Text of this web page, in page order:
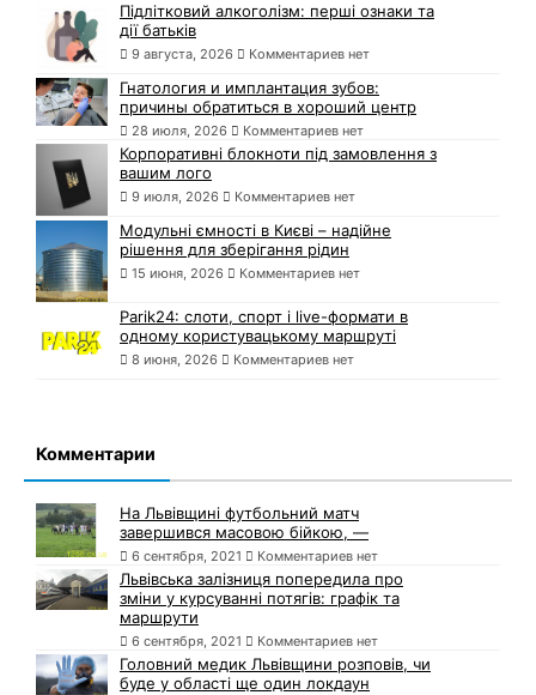
Підлітковий алкоголізм: перші ознаки та
дії батьків
9 августа, 2026 Комментариев нет
Гнатология и имплантация зубов:
причины обратиться в хороший центр
28 июля, 2026 Комментариев нет
Корпоративні блокноти під замовлення з
вашим лого
9 июля, 2026 Комментариев нет
Модульні ємності в Києві – надійне
рішення для зберігання рідин
15 июня, 2026 Комментариев нет
Parik24: слоти, спорт і live-формати в
одному користувацькому маршруті
8 июня, 2026 Комментариев нет
Комментарии
На Львівщині футбольний матч
завершився масовою бійкою, —
6 сентября, 2021 Комментариев нет
Львівська залізниця попередила про
зміни у курсуванні потягів: графік та
маршрути
6 сентября, 2021 Комментариев нет
Головний медик Львівщини розповів, чи
буде у області ще один локдаун